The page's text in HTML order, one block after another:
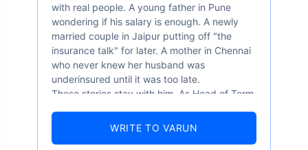
with real people. A young father in Pune
wondering if his salary is enough. A newly
married couple in Jaipur putting off "the
insurance talk" for later. A mother in Chennai
who never knew her husband was
underinsured until it was too late.
These stories stay with him. As Head of Term
numbers well — 52.4% of Indians are aware
WRITE TO VARUN